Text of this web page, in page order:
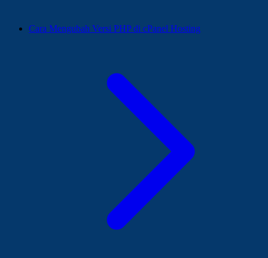
Cara Mengubah Versi PHP di cPanel Hosting